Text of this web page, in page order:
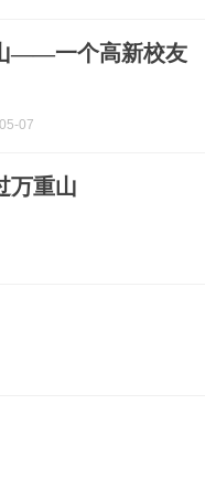
——一个高新校友
07
万重山